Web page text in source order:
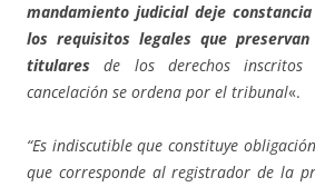
mandamiento judicial deje
los requisitos legales que
titulares de los derechos
cancelación se ordena por el tribunal«.
“Es indiscutible que constituye
que corresponde al registrador de la